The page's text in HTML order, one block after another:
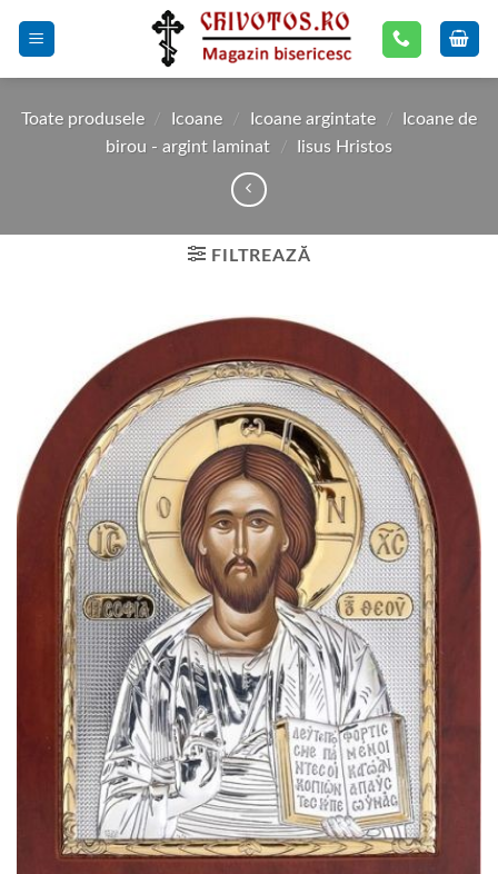
Toate produsele / Icoane / Icoane argintate /
Icoane de
birou - argint laminat
/ Iisus Hristos
FILTREAZĂ